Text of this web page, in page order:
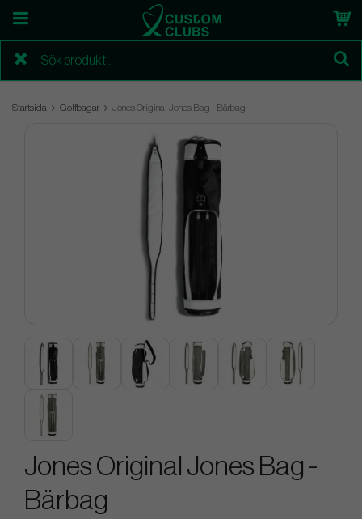
Startsida Golfbagar Jones Original Jones Bag - Bärbag
Jones Original Jones Bag -
Bärbag